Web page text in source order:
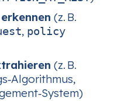
(z. B.
, policy
(z. B.